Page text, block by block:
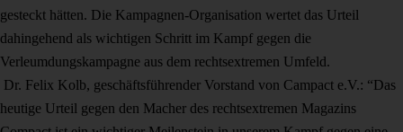
gesteckt hätten. Die Kampagnen-Organisation wertet das Urteil
dahingehend als wichtigen Schritt im Kampf gegen die
Verleumdungskampagne aus dem rechtsextremen Umfeld.
Dr. Felix Kolb, geschäftsführender Vorstand von Campact e.V.: “Das
heutige Urteil gegen den Macher des rechtsextremen Magazins